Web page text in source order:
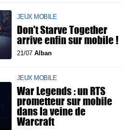
JEUX MOBILE
Don't Starve Together
arrive enfin sur mobile !
21/07 Alban
JEUX MOBILE
War Legends : un RTS
prometteur sur mobile
dans la veine de
Warcraft